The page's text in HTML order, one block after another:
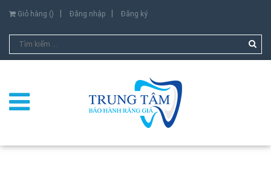
Giỏ hàng () Đăng nhập Đăng ký